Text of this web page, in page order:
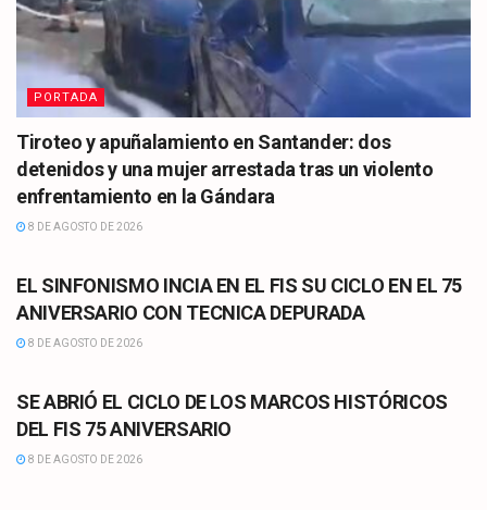
PORTADA
Tiroteo y apuñalamiento en Santander: dos
detenidos y una mujer arrestada tras un violento
enfrentamiento en la Gándara
8 DE AGOSTO DE 2026
EL SINFONISMO INCIA EN EL FIS SU CICLO EN EL 75
ANIVERSARIO CON TECNICA DEPURADA
8 DE AGOSTO DE 2026
SE ABRIÓ EL CICLO DE LOS MARCOS HISTÓRICOS
DEL FIS 75 ANIVERSARIO
8 DE AGOSTO DE 2026